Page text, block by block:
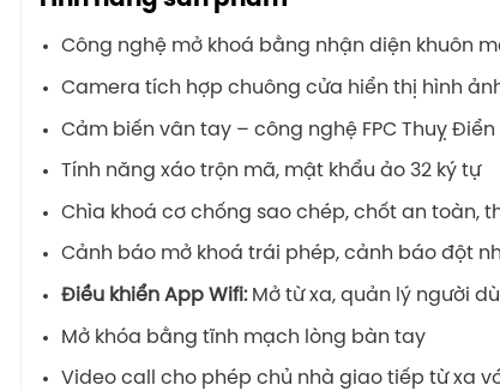
Công nghệ mở khoá bằng nhận diện khuôn
Camera tích hợp chuông cửa hiển thị hình
Cảm biến vân tay – công nghệ FPC Thuỵ Điển
Tính năng xáo trộn mã, mật khẩu ảo 32 ký tự
Chìa khoá cơ chống sao chép, chốt an toàn,
Cảnh báo mở khoá trái phép, cảnh báo đột
Điều khiển App Wifi:Mở từ xa, quản lý người
Mở khóa bằng tĩnh mạch lòng bàn tay
Video call cho phép chủ nhà giao tiếp từ xa